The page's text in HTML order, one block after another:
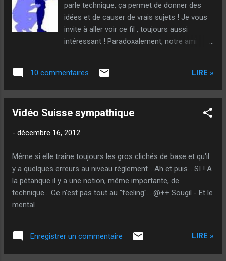
parle technique, ça permet de donner des
idées et de causer de vrais sujets ! Je vous
invite à aller voir ce fil , toujours aussi
intéressant ! Paradoxalement, notre ami
préconisée notamment), mais préfère
imprimer une rotation des épaules, sans que
part... Je pense, à l'inverse qu'il vaut mieux
énergie et souplesse) mais essayer de fixer
précision)... Pourquoi pense-je (et donc
essuie-je) qu'une rotation des épaules est
néfaste ? Simplement parce qu'on risque de
désaxer le bras de la ligne de tir... J'ai déjà un
en arrière en début de balancier, déjà il faudra
10 commentaires LIRE »
Vidéo Suisse sympathique
- décembre 16, 2012
Même si elle traîne toujours les gros clichés de base et qu'il
y a quelques erreurs au niveau règlement... Ah et puis... SI ! A
la pétanque il y a une notion, même importante, de
technique... Ce n'est pas tout au "feeling"... @++ Sougil - Et le
mental
Enregistrer un commentaire LIRE »